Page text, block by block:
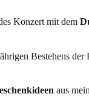
Konzert mit dem
Bestehens
aus